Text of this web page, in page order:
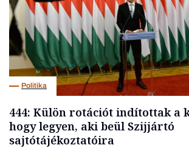
Politika
444: Külön rotációt indítottak a
hogy legyen, aki beül Szijjártó
sajtótájékoztatóira